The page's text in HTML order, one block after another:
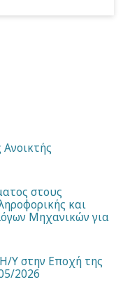
στους
και
Μηχανικών για
Υ στην Εποχή της
2026